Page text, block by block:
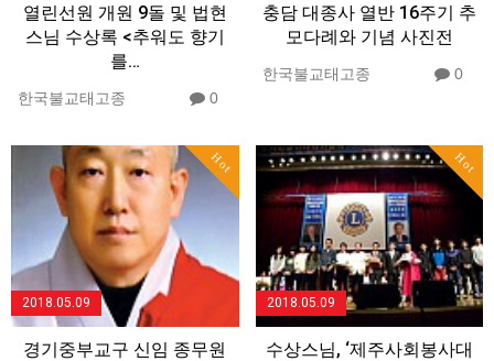
열린선원 개원 9돌 및 법현
스님 수상록 <추워도 향기
를…
한국불교태고종 0
충담 대종사 열반 16주기 추
모다례와 기념 사진전
한국불교태고종 0
Hot
2018.05.09
경기중부교구 신임 종무원
Hot
2018.05.09
수상스님, ‘제주사회봉사대